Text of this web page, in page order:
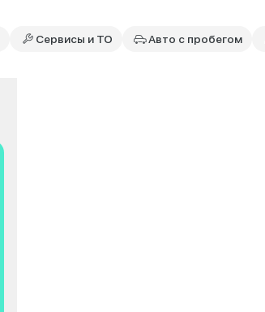
Сервисы и ТО Авто с пробегом